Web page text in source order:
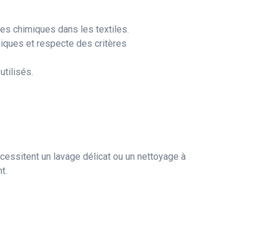
chimiques dans les textiles.
et respecte des critères
un lavage délicat ou un nettoyage à